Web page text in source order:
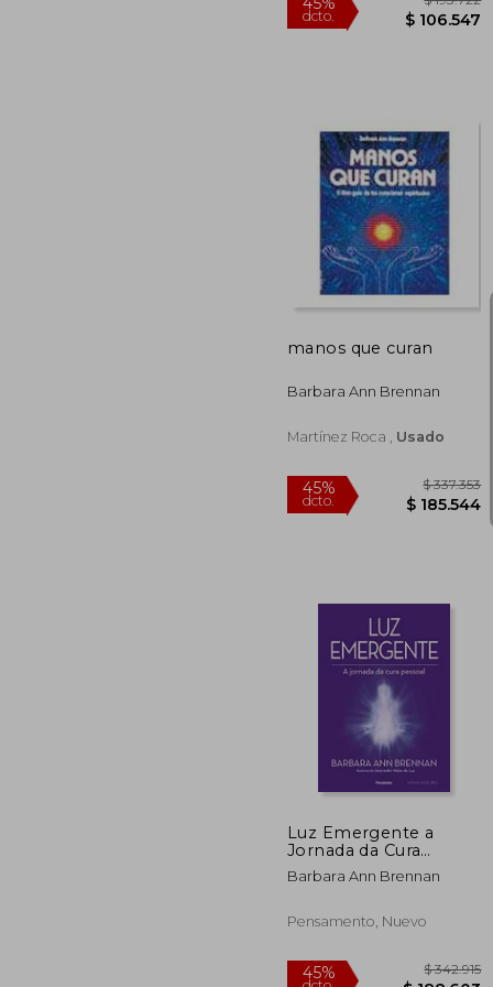
45%
dcto.
manos que curan
Barbara Ann Brennan
Martínez Roca , Usado
45%
dcto.
Luz Emergente a
Jornada da Cura
Pessoal (em
Portugues do Brasil)
Barbara Ann Brennan
Pensamento, Nuevo